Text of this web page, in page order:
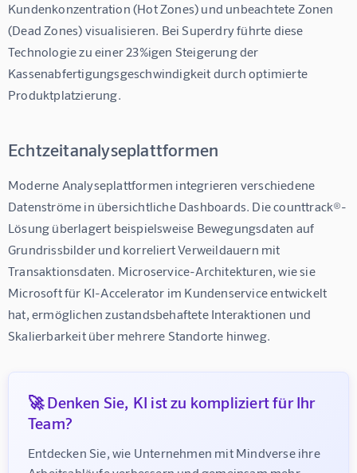
Kundenkonzentration (Hot Zones) und unbeachtete Zonen
(Dead Zones) visualisieren. Bei Superdry führte diese
Technologie zu einer 23%igen Steigerung der
Kassenabfertigungsgeschwindigkeit durch optimierte
Produktplatzierung.
Echtzeitanalyseplattformen
Moderne Analyseplattformen integrieren verschiedene
Datenströme in übersichtliche Dashboards. Die counttrack®-
Lösung überlagert beispielsweise Bewegungsdaten auf
Grundrissbilder und korreliert Verweildauern mit
Transaktionsdaten. Microservice-Architekturen, wie sie
Microsoft für KI-Accelerator im Kundenservice entwickelt
hat, ermöglichen zustandsbehaftete Interaktionen und
Skalierbarkeit über mehrere Standorte hinweg.
🚀 Denken Sie, KI ist zu kompliziert für Ihr
Team?
Entdecken Sie, wie Unternehmen mit Mindverse ihre